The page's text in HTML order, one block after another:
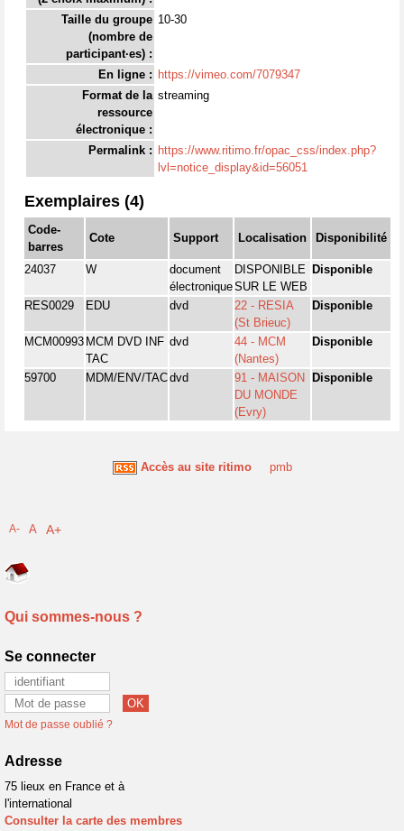
Taille du groupe
(nombre de
participant·es) :
10-30
En ligne : https://vimeo.com/7079347
Format de la
ressource
électronique :
streaming
Permalink : https://www.ritimo.fr/opac_css/index.php?
lvl=notice_display&id=56051
Exemplaires (4)
Code-
barres
Cote Support Localisation Disponibilité
24037 W
document
électronique
DISPONIBLE
SUR LE WEB
Disponible
RES0029 EDU dvd
22 - RESIA
(St Brieuc)
Disponible
MCM00993 MCM DVD INF
TAC
dvd
44 - MCM
(Nantes)
Disponible
59700 MDM/ENV/TACdvd
91 - MAISON
DU MONDE
(Evry)
Disponible
Accès au site ritimo pmb
A- A A+
Qui sommes-nous ?
Se connecter
Mot de passe oublié ?
Adresse
75 lieux en France et à
l'international
Consulter la carte des membres